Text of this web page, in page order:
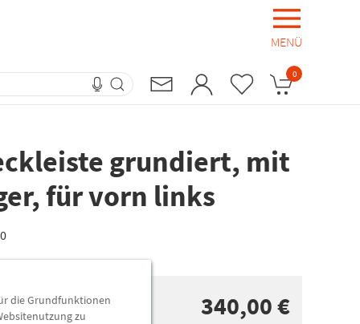
MENÜ
0
grundiert, mit
für vorn links
340,00 €
die Grundfunktionen
zu